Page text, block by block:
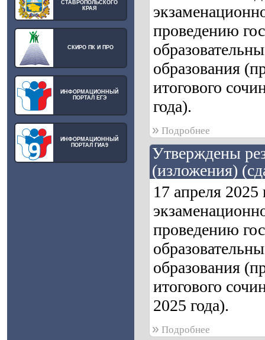
СТАВРОПОЛЬСКОГО
КРАЯ
СКИРО ПК И ПРО
ИНФОРМАЦИОННЫЙ
ПОРТАЛ ЕГЭ
ИНФОРМАЦИОННЫЙ
ПОРТАЛ ГИА9
проведению
образования
итогового
года).
»Подробнее
Утверждены
(изложения)
17 апреля 2025
проведению
образования
итогового
2025 года).
»Подробнее